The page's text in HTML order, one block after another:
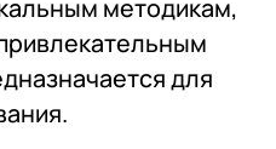
методикам,
для